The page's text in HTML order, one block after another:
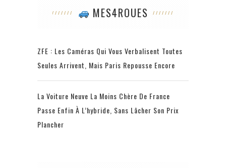
MES4ROUES
ZFE : Les Caméras Qui Vous Verbalisent Toutes
Seules Arrivent, Mais Paris Repousse Encore
La Voiture Neuve La Moins Chère De France
Passe Enfin À L’hybride, Sans Lâcher Son Prix
Plancher